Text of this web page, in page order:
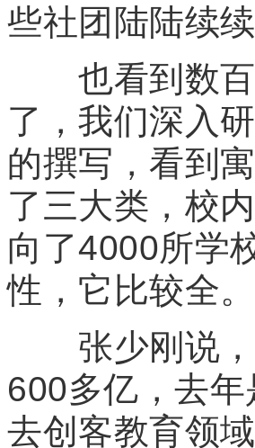
些社团陆陆续
也看到数百
了，我们深入
的撰写，看到
了三大类，校
向了4000所学
性，它比较全。
张少刚说，
600多亿，去
去创客教育领